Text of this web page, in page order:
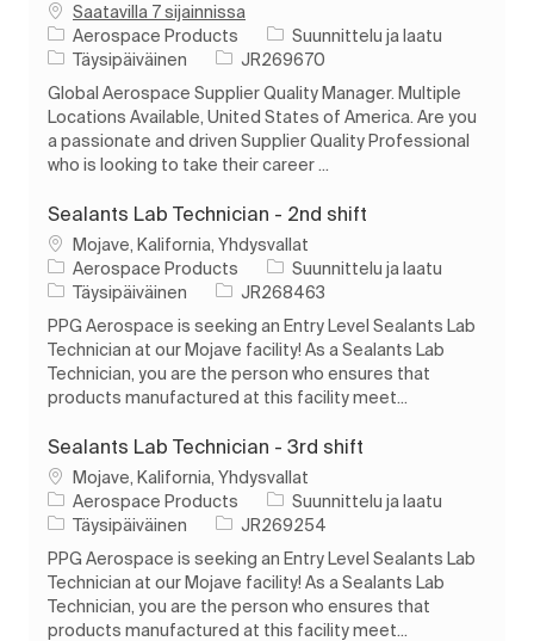
Saatavilla 7 sijainnissa
Aerospace Products
Luokka
Suunnittelu ja laatu
Työn tyyppi
Täysipäiväinen Työn tunnus
JR269670
Global Aerospace Supplier Quality Manager. Multiple
Locations Available, United States of America. Are you
a passionate and driven Supplier Quality Professional
who is looking to take their career ...
Sealants Lab Technician - 2nd shift
PaikkaMojave, Kalifornia, Yhdysvallat
Aerospace Products
Luokka
Suunnittelu ja laatu
Työn tyyppi
Täysipäiväinen Työn tunnus
JR268463
PPG Aerospace is seeking an Entry Level Sealants Lab
Technician at our Mojave facility! As a Sealants Lab
Technician, you are the person who ensures that
products manufactured at this facility meet...
Sealants Lab Technician - 3rd shift
PaikkaMojave, Kalifornia, Yhdysvallat
Aerospace Products
Luokka
Suunnittelu ja laatu
Työn tyyppi
Täysipäiväinen Työn tunnus
JR269254
PPG Aerospace is seeking an Entry Level Sealants Lab
Technician at our Mojave facility! As a Sealants Lab
Technician, you are the person who ensures that
products manufactured at this facility meet...